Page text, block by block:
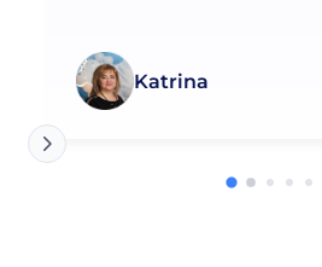
Katrina